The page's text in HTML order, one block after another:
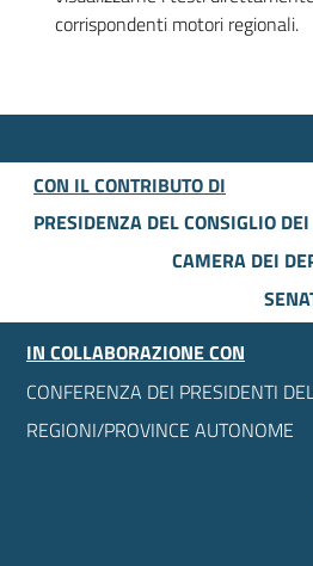
corrispondenti motori regionali.
CON IL CONTRIBUTO DI
PRESIDENZA DEL CONSIGLIO
CAMERA DEI
IN COLLABORAZIONE CON
CONFERENZA DEI PRESIDENTI
REGIONI/PROVINCE AUTONOME